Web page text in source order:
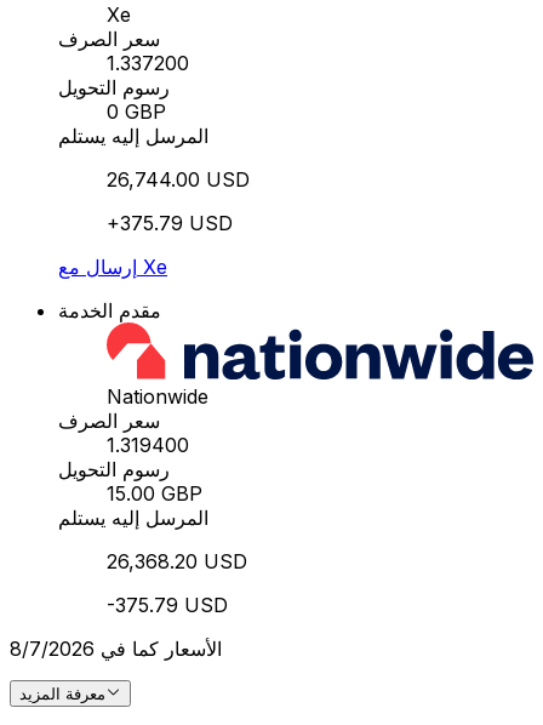
Xe
سعر الصرف
1.337200
رسوم التحويل
0 GBP
المرسل إليه يستلم
26,744.00 USD
+375.79 USD
إرسال مع Xe
مقدم الخدمة
Nationwide
سعر الصرف
1.319400
رسوم التحويل
15.00 GBP
المرسل إليه يستلم
26,368.20 USD
-375.79 USD
الأسعار كما في 8/7/2026
معرفة المزيد